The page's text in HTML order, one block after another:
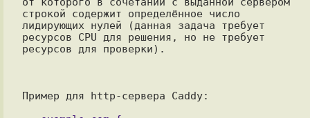
строкой содержит определённое число
лидирующих нулей (данная задача требует
ресурсов CPU для решения, но не требует
ресурсов для проверки).
Пример для http-сервера Caddy: